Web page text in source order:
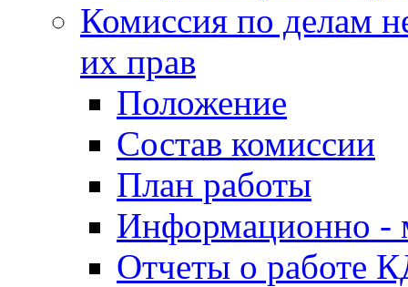
Комиссия по делам
их прав
Положение
Состав комиссии
План работы
Информационно -
Отчеты о работе